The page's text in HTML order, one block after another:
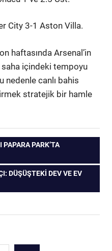
City 3-1 Aston Villa.
haftasında Arsenal’in
saha içindeki tempoyu
nedenle canlı bahis
stratejik bir hamle
PARK’TA
DÜŞÜŞTEKI DEV VE EV